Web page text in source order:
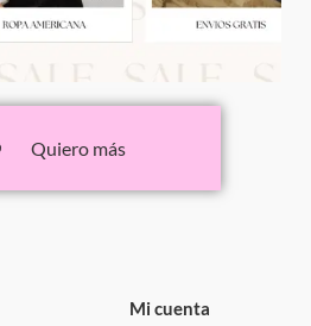
Quiero más
Mi cuenta